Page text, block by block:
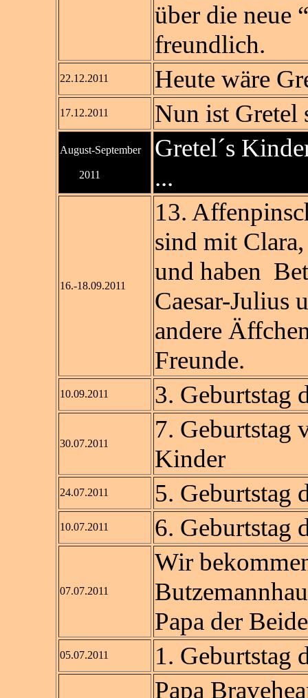
über die neue
freundlich.
22.12.2011 Heute wäre
17.12.2011 Nun ist Gretel
August-September
2011
Gretel´s
...
16.-18.09.2011
13.
sind mit
und haben
Caesar-Julius
andere
Freunde.
10.09.2011 3. Geburtstag
30.07.2011
7. Geburtstag
Kinder
24.07.2011 5. Geburtstag
10.07.2011 6. Geburtstag
07.07.2011
Wir
Papa der
05.07.2011
1. Geburtstag
Papa